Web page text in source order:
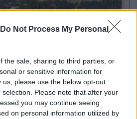
Do Not Process My Personal
the sale, sharing to third parties, or
or sensitive information for
please use the below opt-out
Please note that after your
you may continue seeing
on personal information utilized by
POLITICA
energie și susține
pe cărbune. Critici la
lui Bolojan